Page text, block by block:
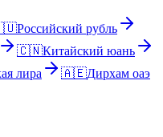
Российский рубль
🇨🇳Китайский юань
лира 🇦🇪Дирхам оаэ